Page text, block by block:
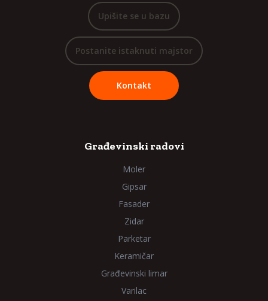
Upišite se u bazu
Postanite istaknuti majstor
Kontakt
Građevinski radovi
Moler
Gipsar
Fasader
Zidar
Parketar
Keramičar
Građevinski limar
Varilac